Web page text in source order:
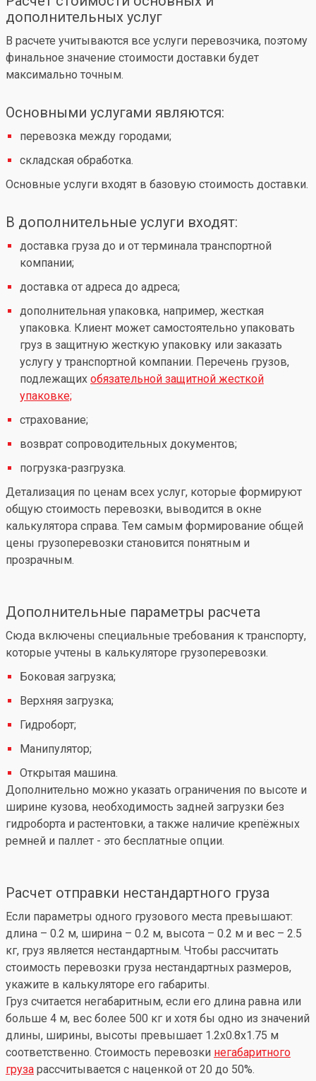
дополнительных услуг
В расчете учитываются все услуги перевозчика, поэтому
финальное значение стоимости доставки будет
максимально точным.
Основными услугами являются:
перевозка между городами;
складская обработка.
Основные услуги входят в базовую стоимость доставки.
В дополнительные услуги входят:
доставка груза до и от терминала транспортной
компании;
доставка от адреса до адреса;
дополнительная упаковка, например, жесткая
упаковка. Клиент может самостоятельно упаковать
груз в защитную жесткую упаковку или заказать
услугу у транспортной компании. Перечень грузов,
подлежащих обязательной защитной жесткой
упаковке;
страхование;
возврат сопроводительных документов;
погрузка-разгрузка.
Детализация по ценам всех услуг, которые формируют
общую стоимость перевозки, выводится в окне
калькулятора справа. Тем самым формирование общей
цены грузоперевозки становится понятным и
прозрачным.
Дополнительные параметры расчета
Сюда включены специальные требования к транспорту,
которые учтены в калькуляторе грузоперевозки.
Боковая загрузка;
Верхняя загрузка;
Гидроборт;
Манипулятор;
Открытая машина.
Дополнительно можно указать ограничения по высоте и
ширине кузова, необходимость задней загрузки без
гидроборта и растентовки, а также наличие крепёжных
ремней и паллет - это бесплатные опции.
Расчет отправки нестандартного груза
Если параметры одного грузового места превышают:
длина – 0.2 м, ширина – 0.2 м, высота – 0.2 м и вес – 2.5
кг, груз является нестандартным. Чтобы рассчитать
стоимость перевозки груза нестандартных размеров,
укажите в калькуляторе его габариты.
Груз считается негабаритным, если его длина равна или
больше 4 м, вес более 500 кг и хотя бы одно из значений
длины, ширины, высоты превышает 1.2x0.8x1.75 м
соответственно. Стоимость перевозки негабаритного
груза рассчитывается с наценкой от 20 до 50%.